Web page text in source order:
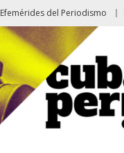
Efemérides del Periodismo